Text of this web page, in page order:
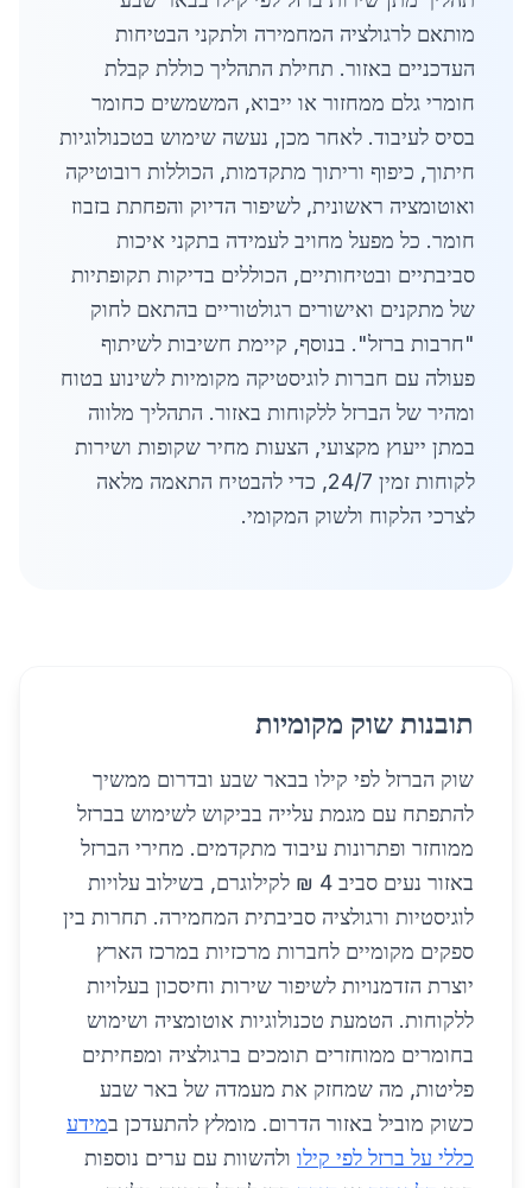
מותאם לרגולציה המחמירה ולתקני הבטיחות
העדכניים באזור. תחילת התהליך כוללת קבלת
חומרי גלם ממחזור או ייבוא, המשמשים כחומר
בסיס לעיבוד. לאחר מכן, נעשה שימוש בטכנולוגיות
חיתוך, כיפוף וריתוך מתקדמות, הכוללות רובוטיקה
ואוטומציה ראשונית, לשיפור הדיוק והפחתת בזבוז
חומר. כל מפעל מחויב לעמידה בתקני איכות
סביבתיים ובטיחותיים, הכוללים בדיקות תקופתיות
של מתקנים ואישורים רגולטוריים בהתאם לחוק
"חרבות ברזל". בנוסף, קיימת חשיבות לשיתוף
פעולה עם חברות לוגיסטיקה מקומיות לשינוע בטוח
ומהיר של הברזל ללקוחות באזור. התהליך מלווה
במתן ייעוץ מקצועי, הצעות מחיר שקופות ושירות
לקוחות זמין 24/7, כדי להבטיח התאמה מלאה
לצרכי הלקוח ולשוק המקומי.
תובנות שוק מקומיות
שוק הברזל לפי קילו בבאר שבע ובדרום ממשיך
להתפתח עם מגמת עלייה בביקוש לשימוש בברזל
ממוחזר ופתרונות עיבוד מתקדמים. מחירי הברזל
באזור נעים סביב 4 ₪ לקילוגרם, בשילוב עלויות
לוגיסטיות ורגולציה סביבתית המחמירה. תחרות בין
ספקים מקומיים לחברות מרכזיות במרכז הארץ
יוצרת הזדמנויות לשיפור שירות וחיסכון בעלויות
ללקוחות. הטמעת טכנולוגיות אוטומציה ושימוש
בחומרים ממוחזרים תומכים ברגולציה ומפחיתים
פליטות, מה שמחזק את מעמדה של באר שבע
כשוק מוביל באזור הדרום. מומלץ להתעדכן במידע
כללי על ברזל לפי קילו ולהשוות עם ערים נוספות